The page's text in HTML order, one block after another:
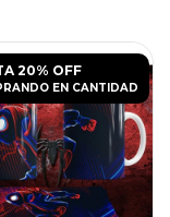
20% OFF
EN CANTIDAD